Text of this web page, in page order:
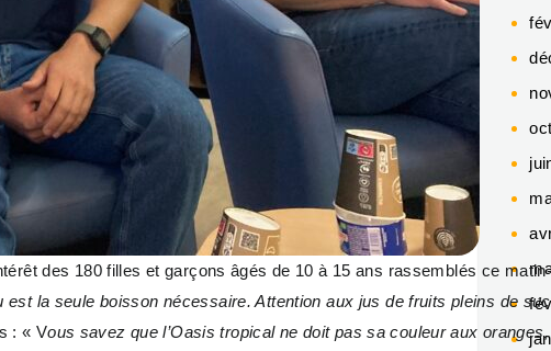
des 180 filles et garçons âgés de 10 à 15 ans rassemblés ce
est la seule boisson nécessaire. Attention aux jus de fruits pleins de
: « Vous savez que l’Oasis tropical ne doit pas sa couleur aux